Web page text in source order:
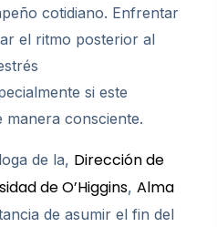
cotidiano. Enfrentar
el ritmo posterior al
si este
manera consciente.
de la, Dirección de
de O’Higgins, Alma
de asumir el fin del